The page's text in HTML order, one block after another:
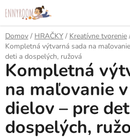
na
obsah
Domov / HRAČKY / Kreatívne tvorenie
Kompletná výtvarná sada na
deti a dospelých, ružová
Kompletná
na maľovanie
dielov – pre
dospelých,